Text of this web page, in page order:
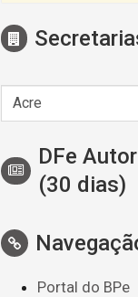
DFe
(30 dias)
Portal do BPe